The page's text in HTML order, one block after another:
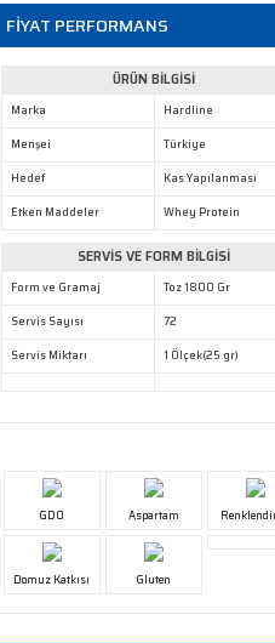
FİYAT PERFORMANS
ÜRÜN BİLGİSİ
Marka
Hardline
Menşei
Türkiye
Hedef
Kas Yapılanması
Etken Maddeler
Whey Protein
SERVİS VE FORM BİLGİSİ
Form ve Gramaj
Toz 1800 Gr
Servis Sayısı
72
Servis Miktarı
1 Ölçek(25 gr)
GDO Aspartam
Domuz Katkısı Gluten